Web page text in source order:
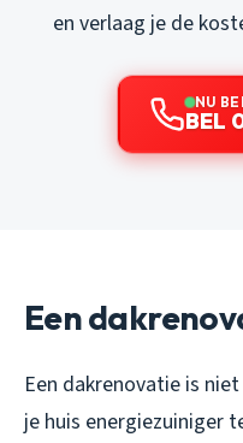
en verlaag je de
NU
BEL
Een
Een dakrenovatie is
je huis energiezuiniger